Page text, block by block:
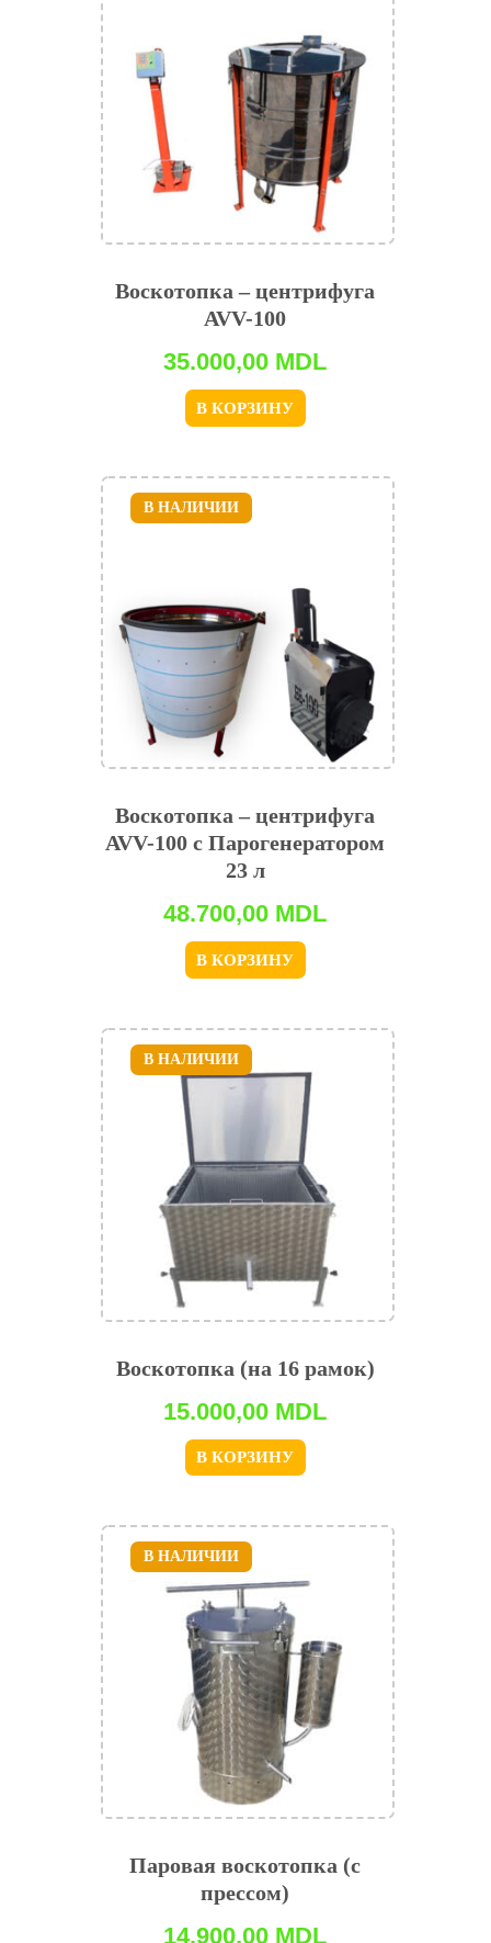
Воскотопка – центрифуга
AVV-100
35.000,00 MDL
В КОРЗИНУ
Воскотопка – центрифуга
AVV-100 с Парогенератором
23 л
48.700,00 MDL
В КОРЗИНУ
В НАЛИЧИИ
Воскотопка (на 16 рамок)
15.000,00 MDL
В КОРЗИНУ
В НАЛИЧИИ
Паровая воскотопка (с
прессом)
14.900,00 MDL
В НАЛИЧИИ